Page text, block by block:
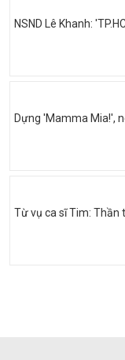
NSND Lê Khanh:
Dựng 'Mamma Mia!',
Từ vụ ca sĩ Tim: Thần